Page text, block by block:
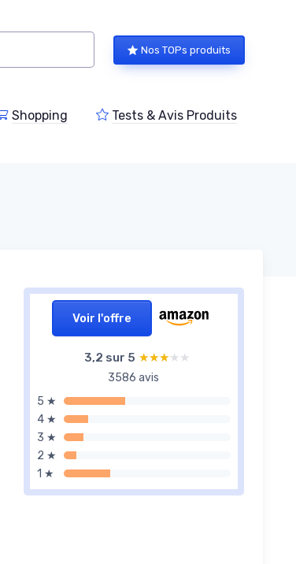
Nos TOPs produits
Shopping Tests & Avis Produits
Voir l'offre
3,2 sur 5 ★★★★★
★★★★★
3586 avis
5 ★
4 ★
3 ★
2 ★
1 ★